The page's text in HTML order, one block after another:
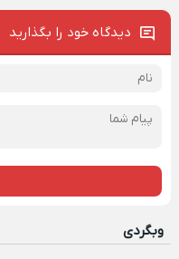
دیدگاه خود را بگذارید
وبگردی